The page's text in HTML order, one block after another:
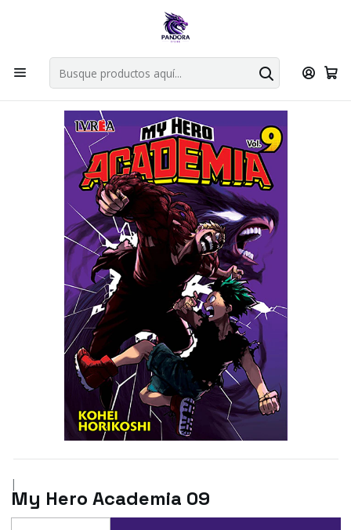
Por compras en cartas singles superiores a 49.990 el envio es
Explorar singles
Inicio Mangas Tankobon My Hero Academia 09
|
My Hero Academia 09